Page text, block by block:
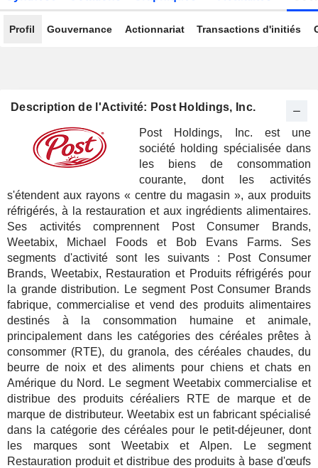
Profil Gouvernance Actionnariat Transactions d'initiés
Description de l'Activité: Post Holdings, Inc.
Post Holdings, Inc. est une
société holding spécialisée dans
les biens de consommation
courante, dont les activités
s'étendent aux rayons « centre du magasin », aux produits
réfrigérés, à la restauration et aux ingrédients alimentaires.
Ses activités comprennent Post Consumer Brands,
Weetabix, Michael Foods et Bob Evans Farms. Ses
segments d'activité sont les suivants : Post Consumer
Brands, Weetabix, Restauration et Produits réfrigérés pour
la grande distribution. Le segment Post Consumer Brands
fabrique, commercialise et vend des produits alimentaires
destinés à la consommation humaine et animale,
principalement dans les catégories des céréales prêtes à
consommer (RTE), du granola, des céréales chaudes, du
beurre de noix et des aliments pour chiens et chats en
Amérique du Nord. Le segment Weetabix commercialise et
distribue des produits céréaliers RTE de marque et de
marque de distributeur. Weetabix est un fabricant spécialisé
dans la catégorie des céréales pour le petit-déjeuner, dont
les marques sont Weetabix et Alpen. Le segment
Restauration produit et distribue des produits à base d'œufs